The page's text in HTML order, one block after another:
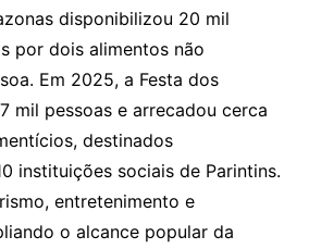
disponibilizou 20 mil
por dois alimentos não
Em 2025, a Festa dos
mil pessoas e arrecadou cerca
destinados
instituições sociais de Parintins.
entretenimento e
o alcance popular da